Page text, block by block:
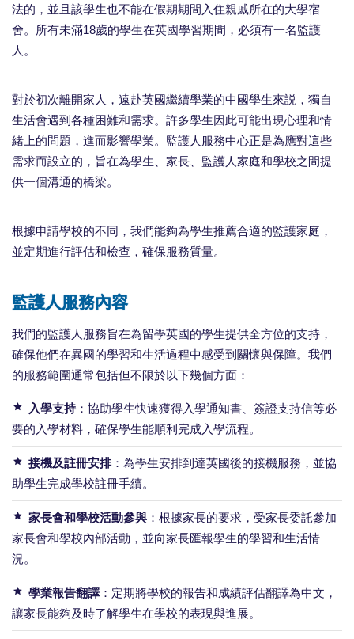
法的，並且該學生也不能在假期期間入住親戚所在的大學宿
舍。所有未滿18歲的學生在英國學習期間，必須有一名監護
人。
對於初次離開家人，遠赴英國繼續學業的中國學生來説，獨自
生活會遇到各種困難和需求。許多學生因此可能出現心理和情
緒上的問題，進而影響學業。監護人服務中心正是為應對這些
需求而設立的，旨在為學生、家長、監護人家庭和學校之間提
供一個溝通的橋梁。
根據申請學校的不同，我們能夠為學生推薦合適的監護家庭，
並定期進行評估和檢查，確保服務質量。
監護人服務內容
我們的監護人服務旨在為留學英國的學生提供全方位的支持，
確保他們在異國的學習和生活過程中感受到關懷與保障。我們
的服務範圍通常包括但不限於以下幾個方面：
入學支持：協助學生快速獲得入學通知書、簽證支持信等必
要的入學材料，確保學生能順利完成入學流程。
接機及註冊安排：為學生安排到達英國後的接機服務，並協
助學生完成學校註冊手續。
家長會和學校活動參與：根據家長的要求，受家長委託參加
家長會和學校內部活動，並向家長匯報學生的學習和生活情
況。
學業報告翻譯：定期將學校的報告和成績評估翻譯為中文，
讓家長能夠及時了解學生在學校的表現與進展。